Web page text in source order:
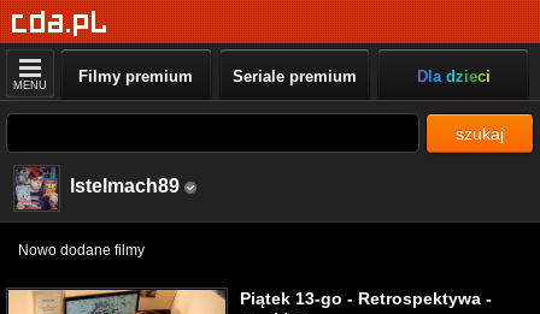
MENU Filmy premium Seriale premium Dla dzieci
szukaj
lstelmach89
Nowo dodane filmy
Piątek 13-go - Retrospektywa -